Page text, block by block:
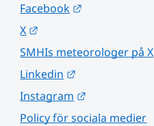
Facebook
X
SMHIs meteorologer på X
Linkedin
Instagram
Policy för sociala medier